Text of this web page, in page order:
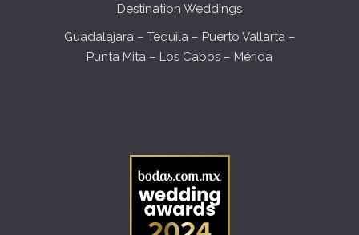
Destination Weddings
Guadalajara – Tequila – Puerto Vallarta –
Punta Mita – Los Cabos – Mérida